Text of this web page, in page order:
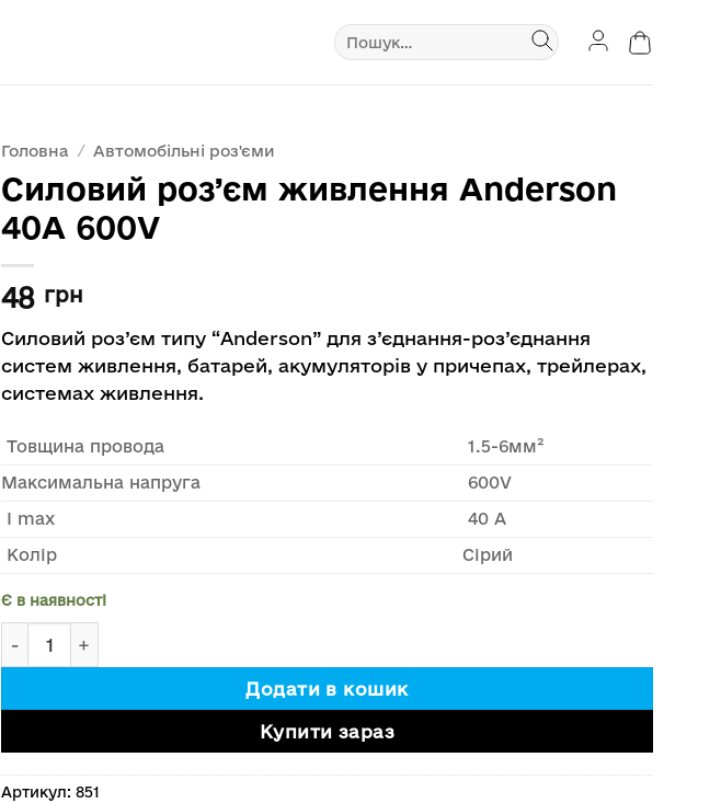
Шукати:
Головна / Автомобільні роз'єми
Силовий роз’єм живлення Anderson
40А 600V
48 грн
Cиловий роз’єм типу “Anderson” для з’єднання-роз’єднання
систем живлення, батарей, акумуляторів у причепах, трейлерах,
системах живлення.
Товщина провода
1.5-6мм²
Максимальна напруга
600V
I max
40 A
Колір
Сірий
Є в наявності
Додати в кошик
Купити зараз
Артикул: 851